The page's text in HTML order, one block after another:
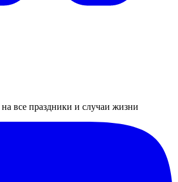
все праздники и случаи жизни